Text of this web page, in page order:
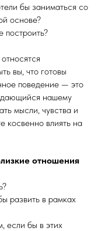
бы заниматься со
основе?
построить?
вы, что готовы
поведение — это
нашему
мысли, чувства и
косвенно влиять на
отношения
развить в рамках
если бы в этих